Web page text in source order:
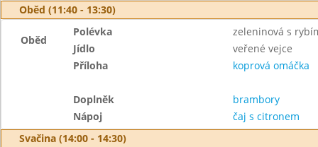
Oběd (11:40 - 13:30)
Oběd
Polévka
zeleninová s
Jídlo
veřené vejce
Příloha
koprová omáčka
Doplněk
brambory
Nápoj
čaj s citronem
Svačina (14:00 - 14:30)